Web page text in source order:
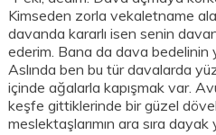
Kimseden zorla vekaletname
davanda kararlı isen senin
ederim. Bana da dava bedelinin
Aslında ben bu tür davalarda
içinde ağalarla kapışmak var.
keşfe gittiklerinde bir güzel
meslektaşlarımın ara sıra